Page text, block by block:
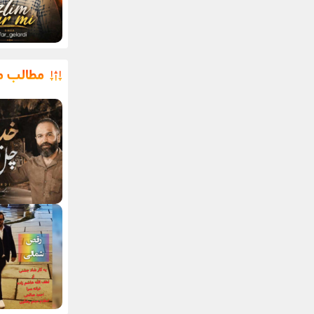
مطالب